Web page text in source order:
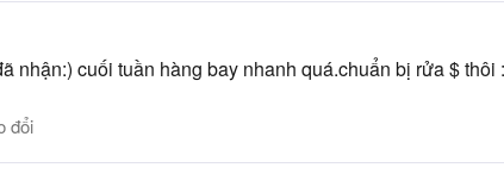
nhận:) cuối tuần hàng bay nhanh quá.chuẩn bị rửa $
đổi